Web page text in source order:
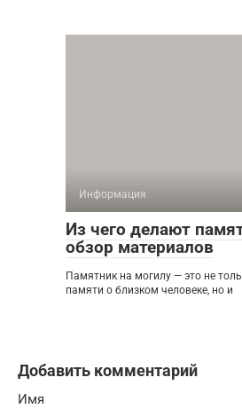
Информация
Из чего делают
обзор материалов
Памятник на могилу — это не
памяти о близком человеке, но и
Добавить комментарий
Имя